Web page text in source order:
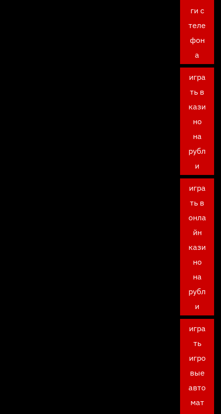
ги с
теле
фон
а
игра
ть в
кази
но
на
рубл
и
игра
ть в
онла
йн
кази
но
на
рубл
и
игра
ть
игро
вые
авто
мат